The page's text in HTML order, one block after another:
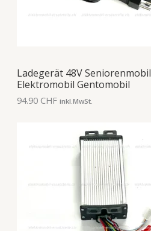
Ladegerät 48V Seniorenmobil
Elektromobil Gentomobil
94.90 CHF inkl.MwSt.